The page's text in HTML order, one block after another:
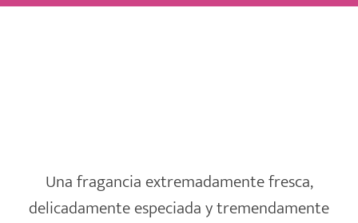
Una fragancia extremadamente fresca,
delicadamente especiada y tremendamente